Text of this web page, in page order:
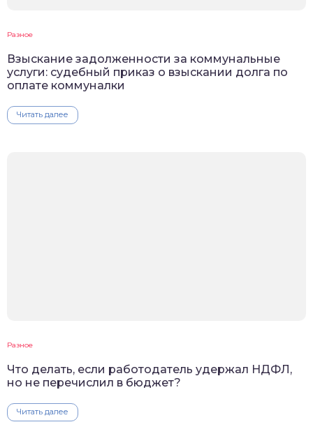
Разное
Взыскание задолженности за коммунальные
услуги: судебный приказ о взыскании долга по
оплате коммуналки
Читать далее
Разное
Что делать, если работодатель удержал НДФЛ,
но не перечислил в бюджет?
Читать далее